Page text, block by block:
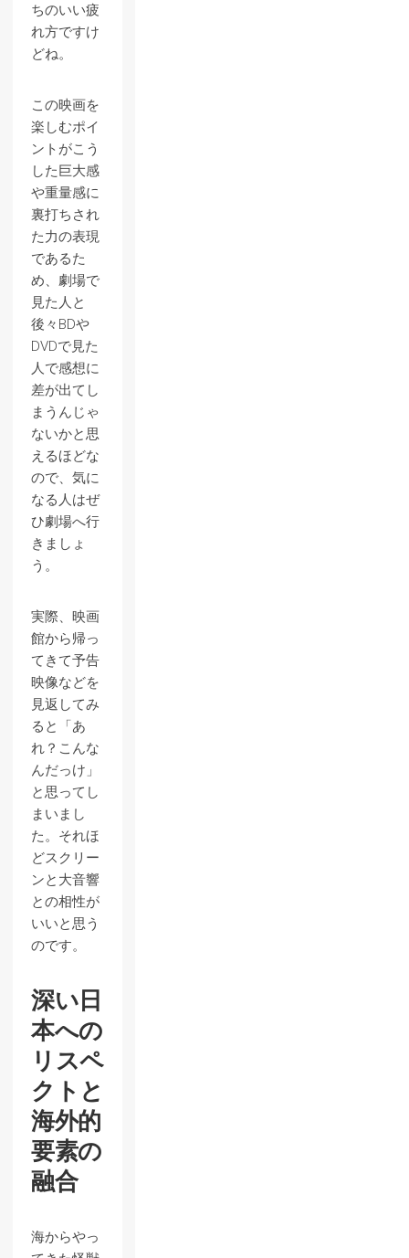
ちのいい疲
れ方ですけ
どね。
この映画を
楽しむポイ
ントがこう
した巨大感
や重量感に
裏打ちされ
た力の表現
であるた
め、劇場で
見た人と
後々BDや
DVDで見た
人で感想に
差が出てし
まうんじゃ
ないかと思
えるほどな
ので、気に
なる人はぜ
ひ劇場へ行
きましょ
う。
実際、映画
館から帰っ
てきて予告
映像などを
見返してみ
ると「あ
れ？こんな
んだっけ」
と思ってし
まいまし
た。それほ
どスクリー
ンと大音響
との相性が
いいと思う
のです。
深い日
本への
リスペ
クトと
海外的
要素の
融合
海からやっ